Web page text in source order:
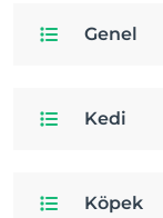
Genel
Kedi
Köpek